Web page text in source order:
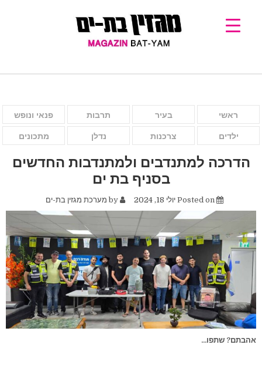
ראשי בעיר תרבות פנאי ונופש
ילדים צרכנות נדלן מתכונים
הדרכה למתנדבים ולמתנדבות החדשים
בסניף בת ים
יולי 18, 2024 מערכת מגזין בת-ים
אהבתם? שתפו...